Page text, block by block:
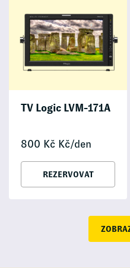
TV Logic LVM-171A
800 Kč Kč/den
REZERVOVAT